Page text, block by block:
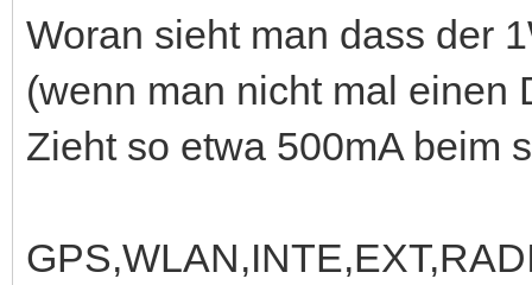
Woran sieht man dass der
(wenn man nicht mal einen
Zieht so etwa 500mA beim